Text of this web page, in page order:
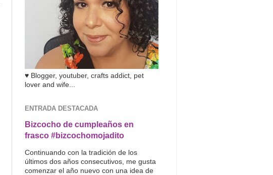
♥ Blogger, youtuber, crafts addict, pet
lover and wife...
ENTRADA DESTACADA
Bizcocho de cumpleaños en
frasco #bizcochomojadito
Continuando con la tradición de los
últimos dos años consecutivos, me gusta
comenzar el año nuevo con una idea de